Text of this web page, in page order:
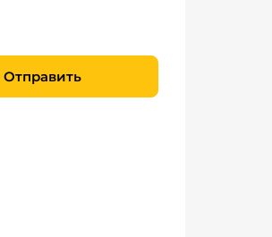
Отправить